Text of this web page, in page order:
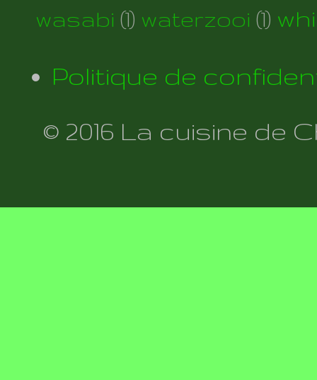
wasabi (1) waterzooi (1)
Politique de
© 2016 La cuisine de